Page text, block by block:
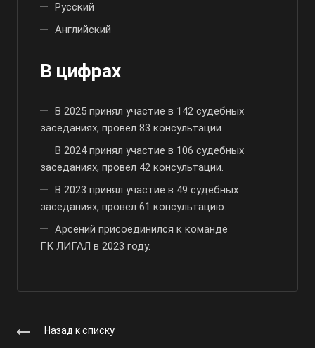
Русский
Английский
В цифрах
В 2025 принял участие в 142 судебных
заседаниях, провел 83 консультации.
В 2024 принял участие в 106 судебных
заседаниях, провел 42 консультации.
В 2023 принял участие в 49 судебных
заседаниях, провел 61 консультацию.
Арсений присоединился к команде
ГК ЛИГАЛ в 2023 году.
Назад к списку